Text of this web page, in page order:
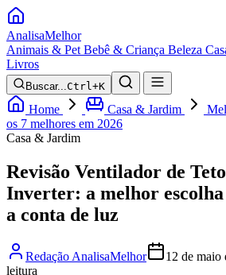
AnalisaMelhor
Animais & Pet Bebê & Criança Beleza
Livros
Buscar...Ctrl+K
Home Casa & Jardim
os 7 melhores em 2026
Casa & Jardim
Revisão Ventilador de
Inverter: a melhor
a conta de luz
Redação AnalisaMelhor 12 de maio
leitura